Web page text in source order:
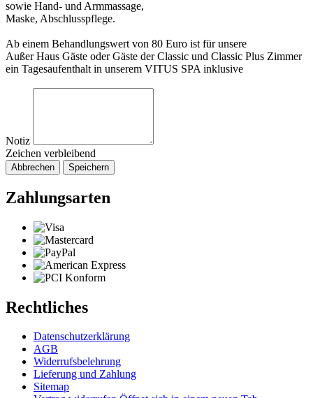
sowie Hand- und Armmassage,
Maske, Abschlusspflege.
Ab einem Behandlungswert von 80 Euro ist für unsere
Außer Haus Gäste oder Gäste der Classic und Classic Plus Zimmer
ein Tagesaufenthalt in unserem VITUS SPA inklusive
Notiz
Zeichen verbleibend
Abbrechen Speichern
Zahlungsarten
Rechtliches
Datenschutzerklärung
AGB
Widerrufsbelehrung
Lieferung und Zahlung
Sitemap